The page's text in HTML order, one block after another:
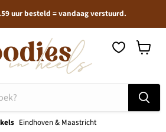
uur besteld = vandaag verstuurd.
Eindhoven & Maastricht